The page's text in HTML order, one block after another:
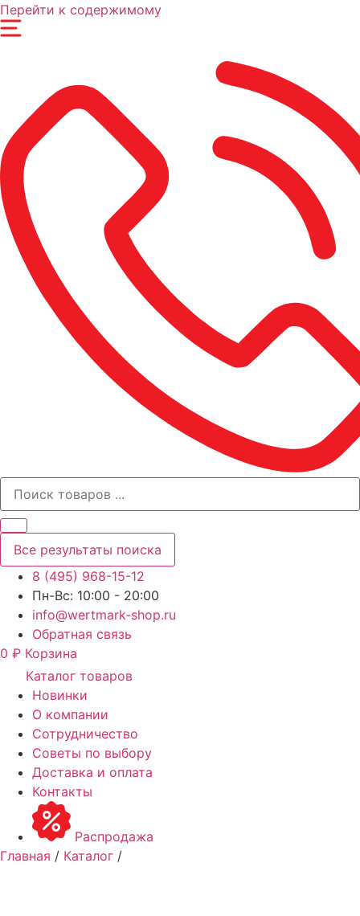
Перейти к содержимому
Все результаты поиска
8 (495) 968-15-12
Пн-Вс: 10:00 - 20:00
info@wertmark-shop.ru
Обратная связь
0 ₽ Корзина
Каталог товаров
Новинки
О компании
Сотрудничество
Советы по выбору
Доставка и оплата
Контакты
Распродажа
Главная / Каталог /